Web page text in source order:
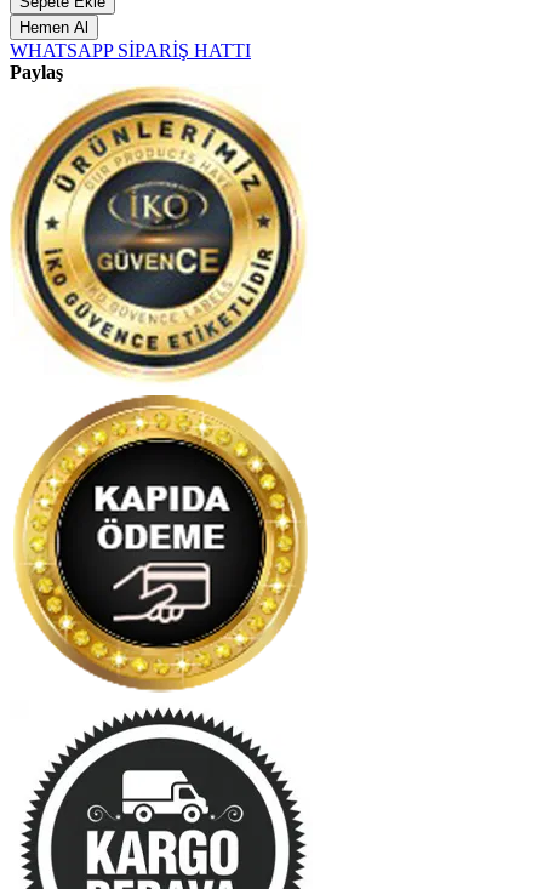
Hemen Al
WHATSAPP SİPARİŞ HATTI
Paylaş